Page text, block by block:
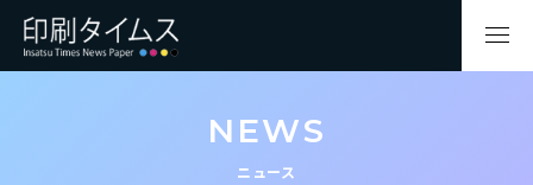
NEWS
ニュース